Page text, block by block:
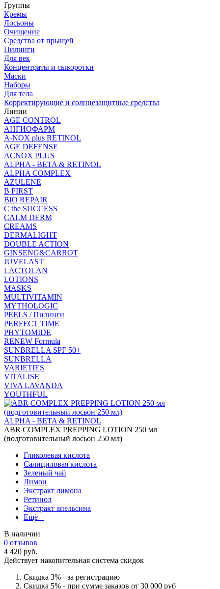
Группы
Кремы
Лосьоны
Очищение
Средства от прыщей
Пилинги
Для век
Концентраты и сыворотки
Маски
Наборы
Для тела
Корректирующие и солнцезащитные средства
Линии
AGE CONTROL
АНГИОФАРМ
A-NOX plus RETINOL
AGE DEFENSE
ACNOX PLUS
ALPHA - BETA & RETINOL
ALPHA COMPLEX
AZULENE
B FIRST
BIO REPAIR
C the SUCCESS
CALM DERM
CREAMS
DERMALIGHT
DOUBLE ACTION
GINSENG&CARROT
JUVELAST
LACTOLAN
LOTIONS
MASKS
MULTIVITAMIN
MYTHOLOGIC
PEELS / Пилинги
PERFECT TIME
PHYTOMIDE
RENEW Formula
SUNBRELLA SPF 50+
SUNBRELLA
VARIETIES
VITALISE
VIVA LAVANDA
YOUTHFUL
ALPHA - BETA & RETINOL
ABR COMPLEX PREPPING LOTION 250 мл
(подготовительный лосьон 250 мл)
Гликолевая кислота
Салициловая кислота
Зеленый чай
Лимон
Экстракт лимона
Ретинол
Экстракт апельсина
Ещё +
В наличии
0 отзывов
4 420 руб.
Действует накопительная система скидок
Скидка 3% - за регистрацию
Скидка 5% - при сумме заказов от 30 000 руб